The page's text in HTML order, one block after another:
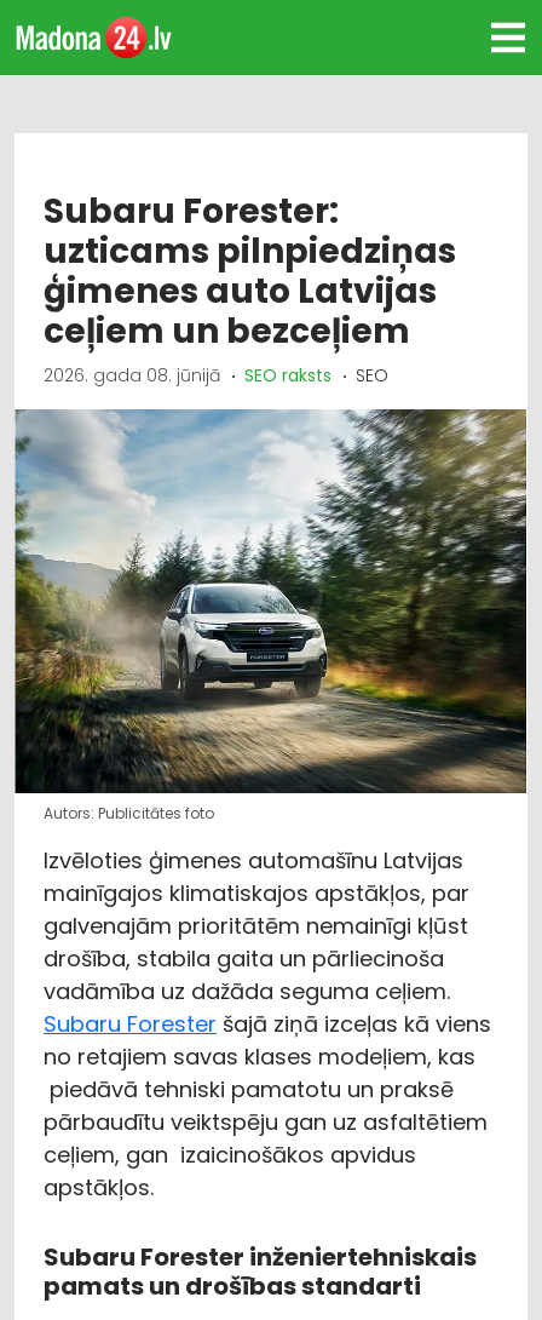
Subaru Forester:
uzticams pilnpiedziņas
ģimenes auto Latvijas
ceļiem un bezceļiem
2026. gada 08. jūnijā SEO raksts SEO
Autors: Publicitātes foto
Izvēloties ģimenes automašīnu Latvijas
mainīgajos klimatiskajos apstākļos, par
galvenajām prioritātēm nemainīgi kļūst
drošība, stabila gaita un pārliecinoša
vadāmība uz dažāda seguma ceļiem.
Subaru Forester šajā ziņā izceļas kā viens
no retajiem savas klases modeļiem, kas
piedāvā tehniski pamatotu un praksē
pārbaudītu veiktspēju gan uz asfaltētiem
ceļiem, gan izaicinošākos apvidus
apstākļos.
Subaru Forester inženiertehniskais
pamats un drošības standarti